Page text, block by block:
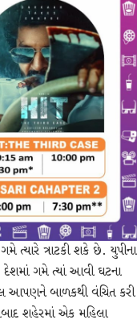
ત્યારે ત્રાટકી શકે છે. યુપીના
ગમે ત્યાં આવી ઘટના
આપણને બાળકથી વંચિત કરી
શહેરમાં એક મહિલા